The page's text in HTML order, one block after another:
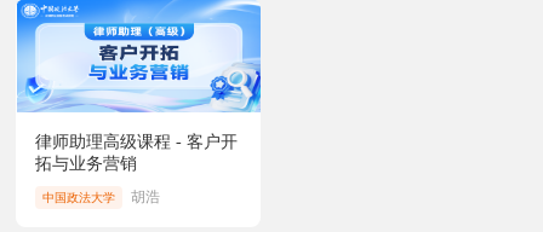
律师助理高级课程 - 客户开
拓与业务营销
中国政法大学 胡浩